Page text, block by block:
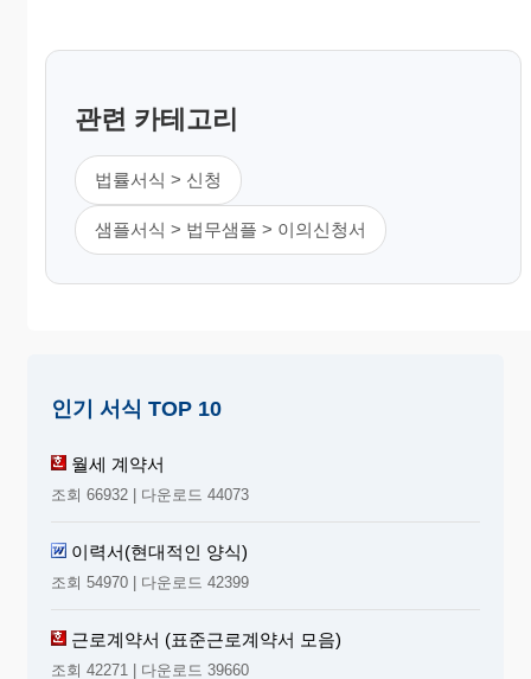
관련 카테고리
법률서식 > 신청
샘플서식 > 법무샘플 > 이의신청서
인기 서식 TOP 10
월세 계약서
조회 66932 | 다운로드 44073
이력서(현대적인 양식)
조회 54970 | 다운로드 42399
근로계약서 (표준근로계약서 모음)
조회 42271 | 다운로드 39660